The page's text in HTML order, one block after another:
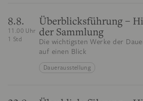
8.8.
11.00 Uhr
1 Std
Überblicksführung –
der Sammlung
Die wichtigsten Werke der
auf einen Blick
Dauerausstellung